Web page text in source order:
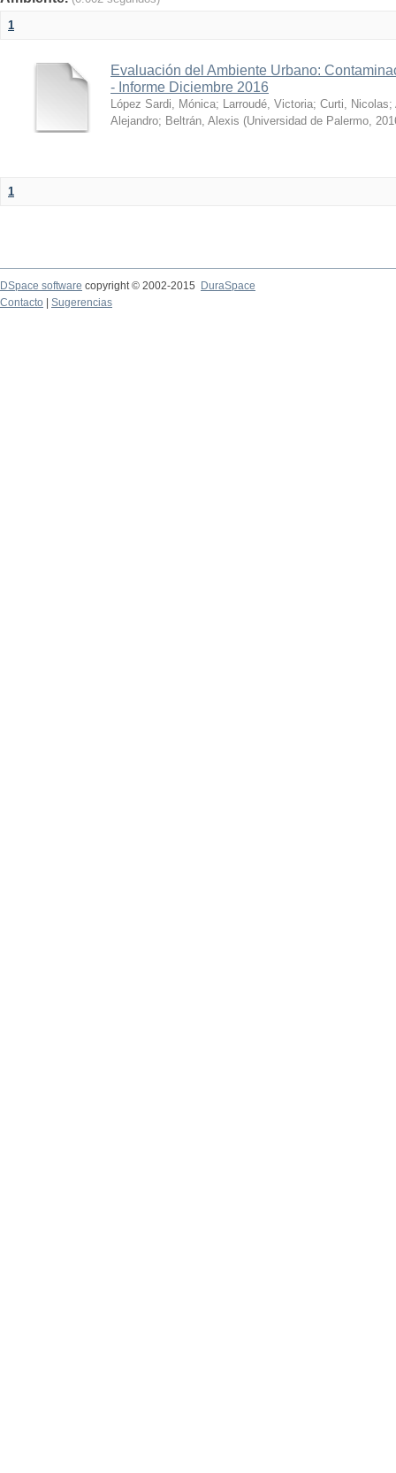
1
Evaluación del Ambiente Urbano:
- Informe Diciembre 2016
López Sardi, Mónica; Larroudé, Victoria; Curti, Nicolas;
Alejandro; Beltrán, Alexis (Universidad de Palermo,
1
DSpace software copyright © 2002-2015
DuraSpace
Contacto
Sugerencias